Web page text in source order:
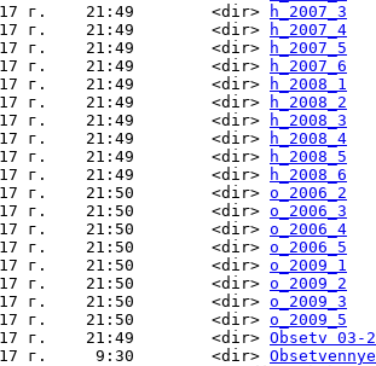
г.    21:49        <dir>
h_2007_3
г.    21:49        <dir>
h_2007_4
г.    21:49        <dir>
h_2007_5
г.    21:49        <dir>
h_2007_6
г.    21:49        <dir>
h_2008_1
г.    21:49        <dir>
h_2008_2
г.    21:49        <dir>
h_2008_3
г.    21:49        <dir>
h_2008_4
г.    21:49        <dir>
h_2008_5
г.    21:49        <dir>
h_2008_6
г.    21:50        <dir>
o_2006_2
г.    21:50        <dir>
o_2006_3
г.    21:50        <dir>
o_2006_4
г.    21:50        <dir>
o_2006_5
г.    21:50        <dir>
o_2009_1
г.    21:50        <dir>
o_2009_2
г.    21:50        <dir>
o_2009_3
г.    21:50        <dir>
o_2009_5
г.    21:49        <dir>
Obsetv 03-
г.     9:30        <dir>